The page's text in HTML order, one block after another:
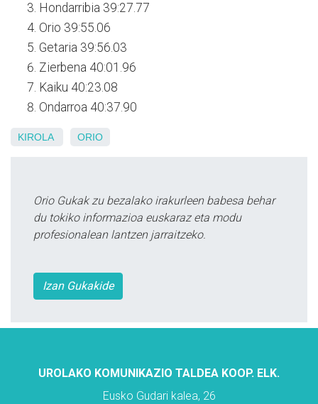
Hondarribia 39:27.77
Orio 39:55.06
Getaria 39:56.03
Zierbena 40:01.96
Kaiku 40:23.08
Ondarroa 40:37.90
KIROLA ORIO
Orio Gukak zu bezalako irakurleen babesa behar
du tokiko informazioa euskaraz eta modu
profesionalean lantzen jarraitzeko.
Izan Gukakide
UROLAKO KOMUNIKAZIO TALDEA KOOP. ELK.
Eusko Gudari kalea, 26